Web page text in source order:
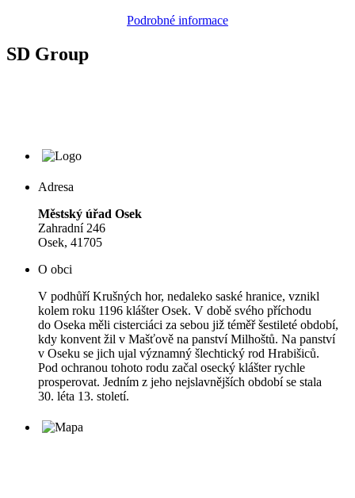
Podrobné informace
SD Group
Adresa
Městský úřad Osek
Zahradní 246
Osek, 41705
O obci
V podhůří Krušných hor, nedaleko saské hranice, vznikl
kolem roku 1196 klášter Osek. V době svého příchodu
do Oseka měli cisterciáci za sebou již téměř šestileté období,
kdy konvent žil v Mašťově na panství Milhoštů. Na panství
v Oseku se jich ujal významný šlechtický rod Hrabišiců.
Pod ochranou tohoto rodu začal osecký klášter rychle
prosperovat. Jedním z jeho nejslavnějších období se stala
30. léta 13. století.